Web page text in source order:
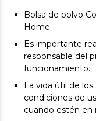
Bolsa de polvo
Home
Es importante
responsable del
funcionamiento.
La vida útil de
condiciones de
cuando estén en